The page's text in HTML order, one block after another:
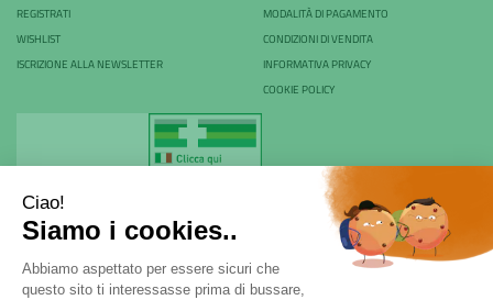
REGISTRATI
WISHLIST
ISCRIZIONE ALLA NEWSLETTER
MODALITÀ DI PAGAMENTO
CONDIZIONI DI VENDITA
INFORMATIVA PRIVACY
COOKIE POLICY